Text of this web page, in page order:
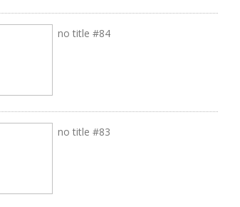
no title #84
no title #83